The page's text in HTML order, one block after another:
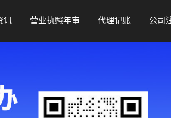
讯 营业执照年审 代理记账 公司